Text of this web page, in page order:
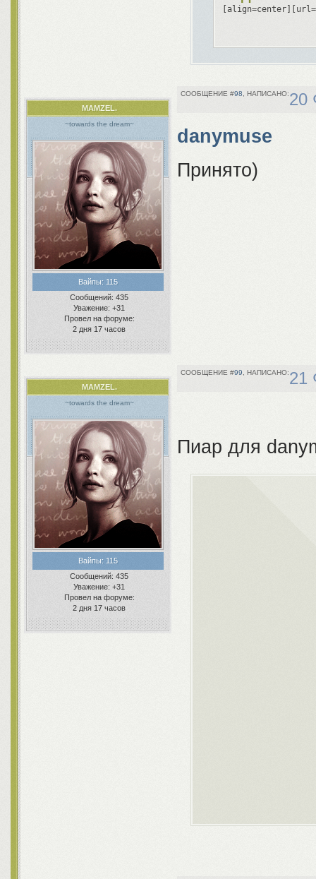
98 20
MAMZEL.
~towards the dream~
Вайпы: 115
Сообщений: 435
Уважение: +31
Провел на форуме:
2 дня 17 часов
danymuse
Принято)
99 21
MAMZEL.
~towards the dream~
Вайпы: 115
Сообщений: 435
Уважение: +31
Провел на форуме:
2 дня 17 часов
Пиар для